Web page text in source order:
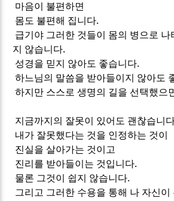
마음이 불편하면
몸도 불편해 집니다.
급기야 그러한 것들이 몸의 병으로 나
지 않습니다.
성경을 믿지 않아도 좋습니다.
하느님의 말씀을 받아들이지 않아도
하지만 스스로 생명의 길을 선택했으
지금까지의 잘못이 있어도 괜찮습니
내가 잘못했다는 것을 인정하는 것이
진실을 살아가는 것이고
진리를 받아들이는 것입니다.
물론 그것이 쉽지 않습니다.
그리고 그러한 수용을 통해 나 자신